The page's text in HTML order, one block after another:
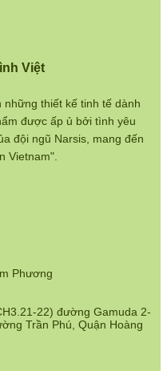
Phương
22) đường Gamuda 2-
Trần Phú, Quận Hoàng
thiết kế tinh tế dành
được ấp ủ bởi tình yêu
đội ngũ Narsis, mang đến
Vietnam".
Việt